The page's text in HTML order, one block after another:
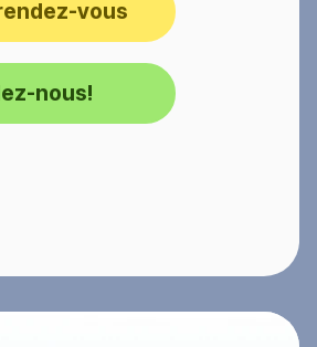
vous
nous!